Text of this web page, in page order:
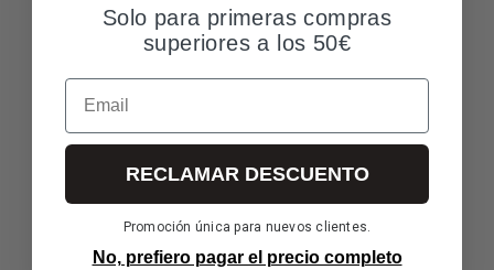
Solo para primeras compras
superiores a los 50€
Email
RECLAMAR DESCUENTO
Promoción única para nuevos clientes.
No, prefiero pagar el precio completo